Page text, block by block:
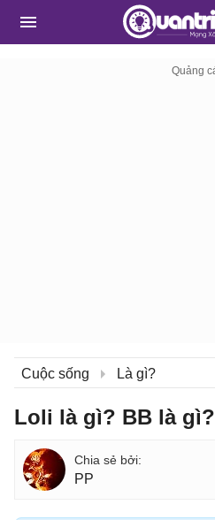
Cuộc sống Là gì?
Loli là gì? BB là gì?
PP